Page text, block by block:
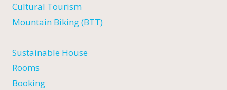
Cultural Tourism
Mountain Biking (BTT)
Sustainable House
Rooms
Booking